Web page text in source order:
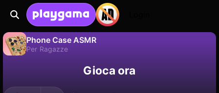
Phone Case ASMR
Per Ragazze
Salva i progressi!Gioca ora